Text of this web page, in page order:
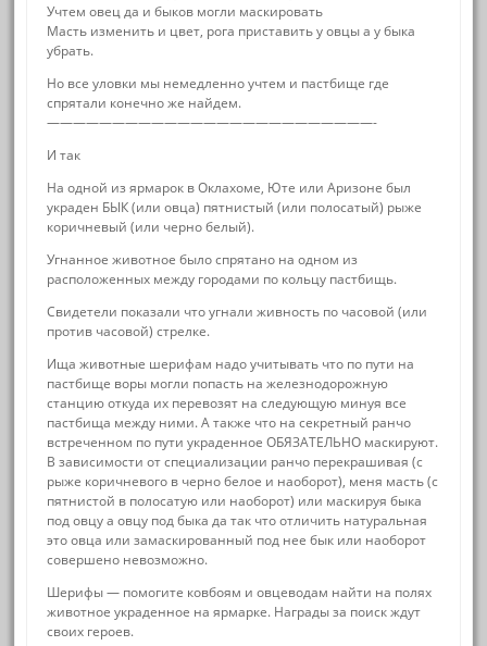
Учтем овец да и быков могли маскировать
Масть изменить и цвет, рога приставить у овцы а у быка
убрать.
Но все уловки мы немедленно учтем и пастбище где
спрятали конечно же найдем.
—————————————————————————-
И так
На одной из ярмарок в Оклахоме, Юте или Аризоне был
украден БЫК (или овца) пятнистый (или полосатый) рыже
коричневый (или черно белый).
Угнанное животное было спрятано на одном из
расположенных между городами по кольцу пастбищь.
Свидетели показали что угнали живность по часовой (или
против часовой) стрелке.
Ища животные шерифам надо учитывать что по пути на
пастбище воры могли попасть на железнодорожную
станцию откуда их перевозят на следующую минуя все
пастбища между ними. А также что на секретный ранчо
встреченном по пути украденное ОБЯЗАТЕЛЬНО маскируют.
В зависимости от специализации ранчо перекрашивая (с
рыже коричневого в черно белое и наоборот), меня масть (с
пятнистой в полосатую или наоборот) или маскируя быка
под овцу а овцу под быка да так что отличить натуральная
это овца или замаскированный под нее бык или наоборот
совершено невозможно.
Шерифы — помогите ковбоям и овцеводам найти на полях
животное украденное на ярмарке. Награды за поиск ждут
своих героев.